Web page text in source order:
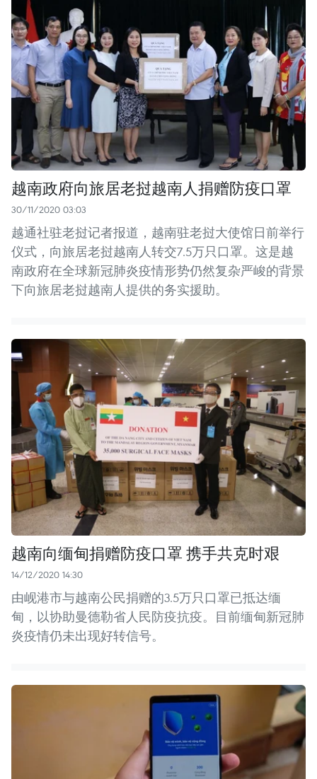
越南政府向旅居老挝越南人捐赠防疫口罩
30/11/2020 03:03
越通社驻老挝记者报道，越南驻老挝大使馆日前举行
仪式，向旅居老挝越南人转交7.5万只口罩。这是越
南政府在全球新冠肺炎疫情形势仍然复杂严峻的背景
下向旅居老挝越南人提供的务实援助。
越南向缅甸捐赠防疫口罩 携手共克时艰
14/12/2020 14:30
由岘港市与越南公民捐赠的3.5万只口罩已抵达缅
甸，以协助曼德勒省人民防疫抗疫。目前缅甸新冠肺
炎疫情仍未出现好转信号。